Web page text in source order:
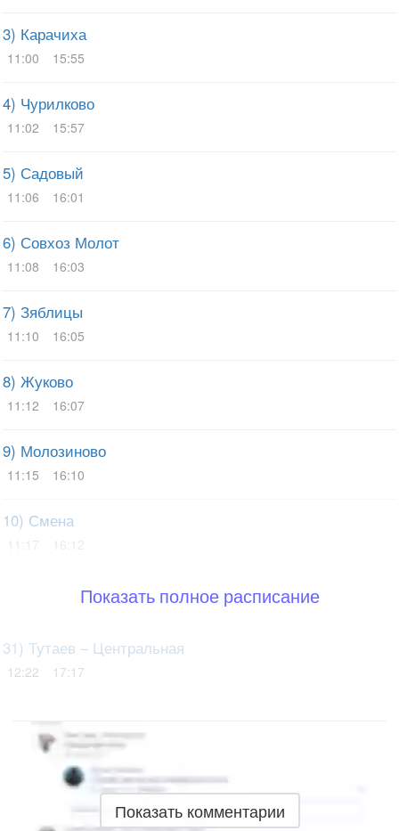
3) Карачиха
11:00 15:55
4) Чурилково
11:02 15:57
5) Садовый
11:06 16:01
6) Совхоз Молот
11:08 16:03
7) Зяблицы
11:10 16:05
8) Жуково
11:12 16:07
9) Молозиново
11:15 16:10
10) Смена
Показать полное расписание
31) Тутаев – Центральная
12:22 17:17
Показать комментарии